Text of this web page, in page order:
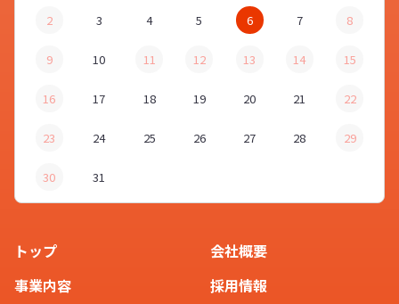
2 3 4 5 6 7 8
9 10 11 12 13 14 15
16 17 18 19 20 21 22
23 24 25 26 27 28 29
30 31
トップ
事業内容
会社概要
採用情報